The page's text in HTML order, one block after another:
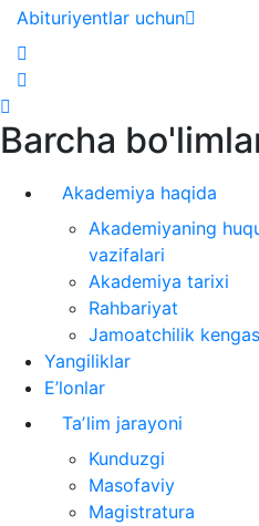
Abituriyentlar uchun
Barcha
Akademiya haqida
Akademiyaning
vazifalari
Akademiya tarixi
Rahbariyat
Jamoatchilik
Yangiliklar
E’lonlar
Taʼlim jarayoni
Kunduzgi
Masofaviy
Magistratura